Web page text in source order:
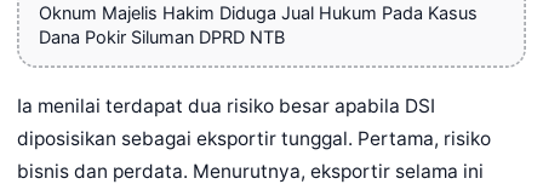
Oknum Majelis Hakim Diduga Jual Hukum Pada Kasus
Dana Pokir Siluman DPRD NTB
Ia menilai terdapat dua risiko besar apabila DSI
diposisikan sebagai eksportir tunggal. Pertama, risiko
bisnis dan perdata. Menurutnya, eksportir selama ini